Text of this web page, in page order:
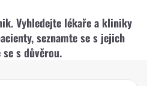
Vyhledejte lékaře a kliniky
seznamte se s jejich
s důvěrou.